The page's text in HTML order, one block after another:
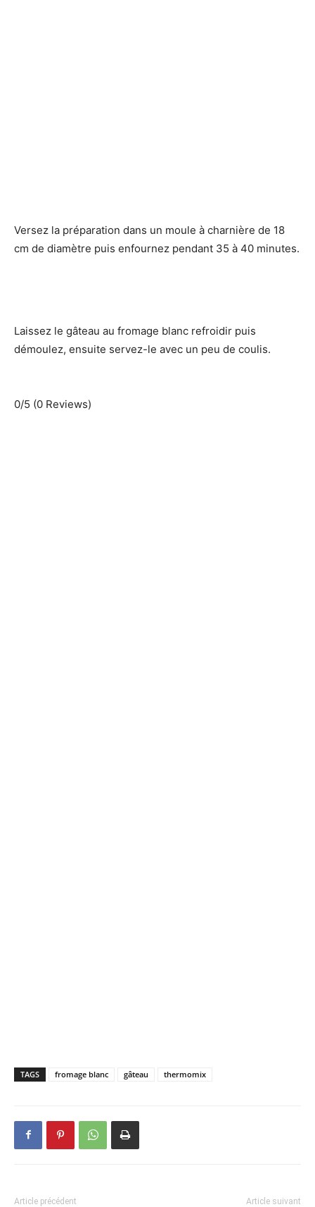
Versez la préparation dans un moule à charnière de 18
cm de diamètre puis enfournez pendant 35 à 40 minutes.
Laissez le gâteau au fromage blanc refroidir puis
démoulez, ensuite servez-le avec un peu de coulis.
0/5 (0 Reviews)
TAGS fromage blanc gâteau thermomix
Article précédent Article suivant